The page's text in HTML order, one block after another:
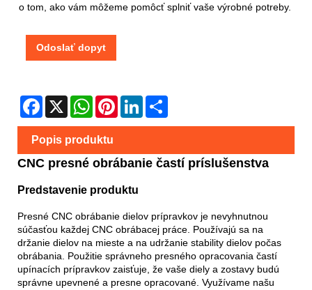
o tom, ako vám môžeme pomôcť splniť vaše výrobné potreby.
Odoslať dopyt
Facebook
X WhatsAppPinterestLinkedIn
Popis produktu
CNC presné obrábanie častí príslušenstva
Predstavenie produktu
Presné CNC obrábanie dielov prípravkov je nevyhnutnou
súčasťou každej CNC obrábacej práce. Používajú sa na
držanie dielov na mieste a na udržanie stability dielov počas
obrábania. Použitie správneho presného opracovania častí
upínacích prípravkov zaisťuje, že vaše diely a zostavy budú
správne upevnené a presne opracované. Využívame našu